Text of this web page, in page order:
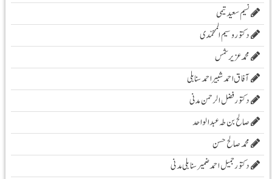
نسیم سعید تیمی
دکتور وسیم المحمّدی
محمدعزیرشمس
آفاق احمد شبیر احمد سنابلی
دکتور فضل الرحمن مدنی
صالح بن طہ عبد الواحد
محمد صالح حسن
دکتور جمیل احمد ضمیر سنابلی مدنی